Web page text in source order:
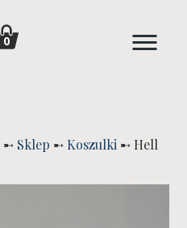
0
➸ Sklep ➸ Koszulki ➸ Hell